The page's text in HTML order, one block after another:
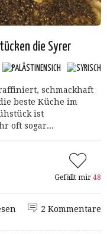
die Syrer
schmackhaft
beste Küche im
ist
oft sogar...
Gefällt mir 48
2 Kommentare